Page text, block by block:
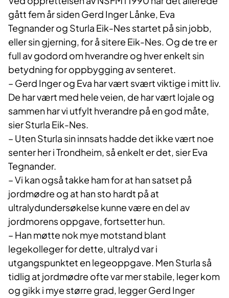
gått fem år siden Gerd Inger Lånke, Eva
Tegnander og Sturla Eik-Nes startet på sin jobb,
eller sin gjerning, for å sitere Eik-Nes. Og de tre er
full av godord om hverandre og hver enkelt sin
betydning for oppbygging av senteret.
– Gerd Inger og Eva har vært svært viktige i mitt liv.
De har vært med hele veien, de har vært lojale og
sammen har vi utfylt hverandre på en god måte,
sier Sturla Eik-Nes.
– Uten Sturla sin innsats hadde det ikke vært noe
senter her i Trondheim, så enkelt er det, sier Eva
Tegnander.
– Vi kan også takke ham for at han satset på
jordmødre og at han sto hardt på at
ultralydundersøkelse kunne være en del av
jordmorens oppgave, fortsetter hun.
– Han møtte nok mye motstand blant
legekolleger for dette, ultralyd var i
utgangspunktet en legeoppgave. Men Sturla så
tidlig at jordmødre ofte var mer stabile, leger kom
og gikk i mye større grad, legger Gerd Inger